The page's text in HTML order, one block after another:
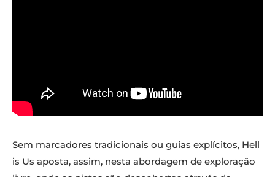
Sem marcadores tradicionais ou guias explícitos, Hell
is Us aposta, assim, nesta abordagem de exploração